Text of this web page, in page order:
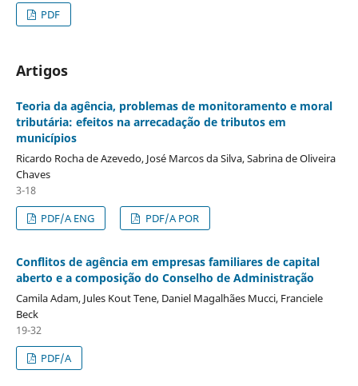
PDF
Artigos
Teoria da agência, problemas de monitoramento e moral
tributária: efeitos na arrecadação de tributos em
municípios
Ricardo Rocha de Azevedo, José Marcos da Silva, Sabrina de Oliveira
Chaves
3-18
PDF/A ENG
PDF/A POR
Conflitos de agência em empresas familiares de capital
aberto e a composição do Conselho de Administração
Camila Adam, Jules Kout Tene, Daniel Magalhães Mucci, Franciele
Beck
19-32
PDF/A